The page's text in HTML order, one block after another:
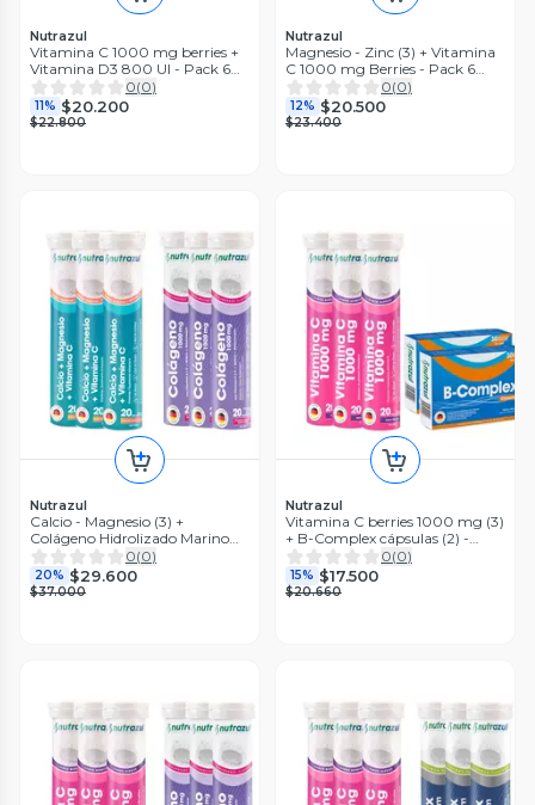
Nutrazul
Vitamina C 1000 mg berries +
Vitamina D3 800 UI - Pack 6
unidades.
0(0)
11% $20.200
$22.800
Nutrazul
Magnesio - Zinc (3) + Vitamina
C 1000 mg Berries - Pack 6
Unidades.
0(0)
12% $20.500
$23.400
Nutrazul
Calcio - Magnesio (3) +
Colágeno Hidrolizado Marino
1000 mg (3) - Pack 6 unidades.
0(0)
20% $29.600
$37.000
Nutrazul
Vitamina C berries 1000 mg (3)
+ B-Complex cápsulas (2) -
Pack 5 unidades .
0(0)
15% $17.500
$20.660